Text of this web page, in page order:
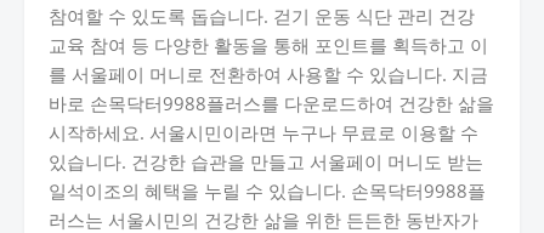
참여할 수 있도록 돕습니다. 걷기 운동 식단 관리 건강
교육 참여 등 다양한 활동을 통해 포인트를 획득하고 이
를 서울페이 머니로 전환하여 사용할 수 있습니다. 지금
바로 손목닥터9988플러스를 다운로드하여 건강한 삶을
시작하세요. 서울시민이라면 누구나 무료로 이용할 수
있습니다. 건강한 습관을 만들고 서울페이 머니도 받는
일석이조의 혜택을 누릴 수 있습니다. 손목닥터9988플
러스는 서울시민의 건강한 삶을 위한 든든한 동반자가